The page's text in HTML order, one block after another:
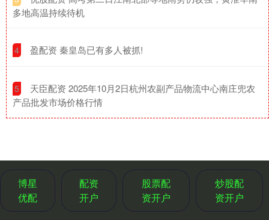
多地高温持续待机
4 ​盈配资 秦皇岛已有多人被抓!
5
​天臣配资 2025年10月2日杭州农副产品物流中心南庄兜农
产品批发市场价格行情
博星
优配
配资
开户
股票配
资开户
炒股配
资开户